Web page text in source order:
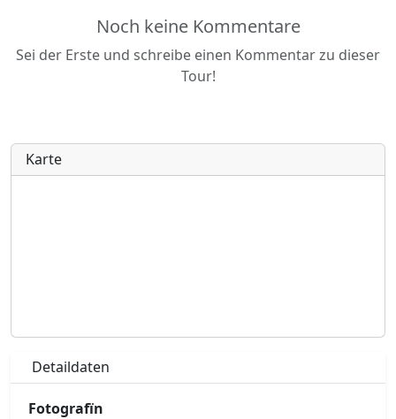
Noch keine Kommentare
Sei der Erste und schreibe einen Kommentar zu dieser
Tour!
Karte
Detaildaten
Fotografïn